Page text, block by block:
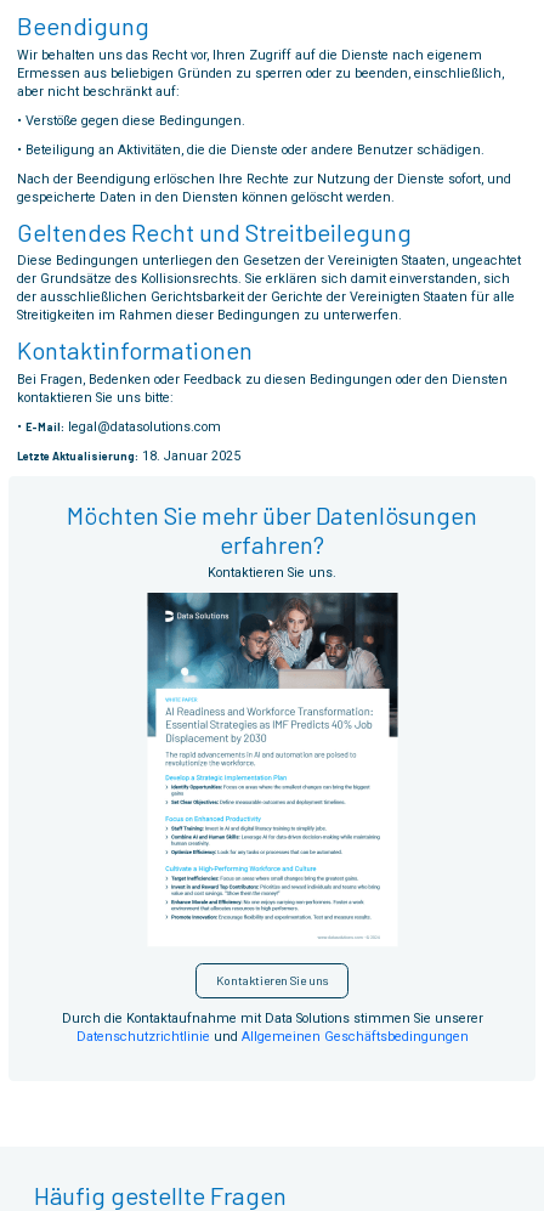
Beendigung
Wir behalten uns das Recht vor, Ihren Zugriff auf die Dienste nach eigenem
Ermessen aus beliebigen Gründen zu sperren oder zu beenden, einschließlich,
aber nicht beschränkt auf:
• Verstöße gegen diese Bedingungen.
• Beteiligung an Aktivitäten, die die Dienste oder andere Benutzer schädigen.
Nach der Beendigung erlöschen Ihre Rechte zur Nutzung der Dienste sofort, und
gespeicherte Daten in den Diensten können gelöscht werden.
Geltendes Recht und Streitbeilegung
Diese Bedingungen unterliegen den Gesetzen der Vereinigten Staaten, ungeachtet
der Grundsätze des Kollisionsrechts. Sie erklären sich damit einverstanden, sich
der ausschließlichen Gerichtsbarkeit der Gerichte der Vereinigten Staaten für alle
Streitigkeiten im Rahmen dieser Bedingungen zu unterwerfen.
Kontaktinformationen
Bei Fragen, Bedenken oder Feedback zu diesen Bedingungen oder den Diensten
kontaktieren Sie uns bitte:
• E-Mail: legal@datasolutions.com
Letzte Aktualisierung: 18. Januar 2025
Möchten Sie mehr über Datenlösungen
erfahren?
Kontaktieren Sie uns.
Kontaktieren Sie uns
Durch die Kontaktaufnahme mit Data Solutions stimmen Sie unserer
Datenschutzrichtlinie und Allgemeinen Geschäftsbedingungen
Häufig gestellte Fragen